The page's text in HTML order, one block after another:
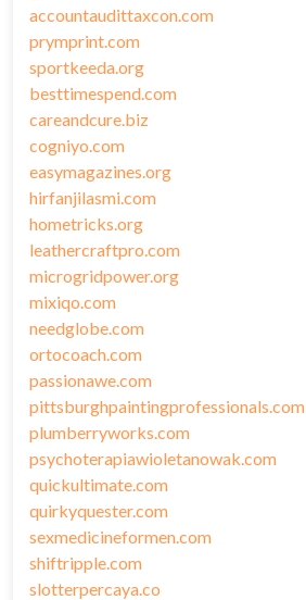
accountaudittaxcon.com
prymprint.com
sportkeeda.org
besttimespend.com
careandcure.biz
cogniyo.com
easymagazines.org
hirfanjilasmi.com
hometricks.org
leathercraftpro.com
microgridpower.org
mixiqo.com
needglobe.com
ortocoach.com
passionawe.com
pittsburghpaintingprofessionals.com
plumberryworks.com
psychoterapiawioletanowak.com
quickultimate.com
quirkyquester.com
sexmedicineformen.com
shiftripple.com
slotterpercaya.co